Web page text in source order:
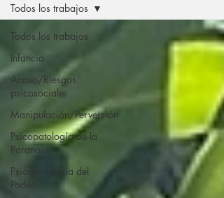
Todos los trabajos
Infancia
Acoso/Riesgos
psicosociales
Manipulación/Perversión
Psicopatología de la
Paranoia
Psicopatología del
Poder
Todos los trabajos